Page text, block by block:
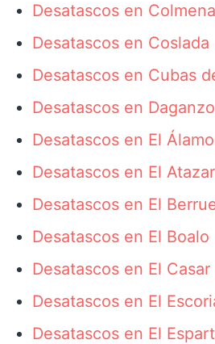
Desatascos en
Desatascos en Coslada
Desatascos en Cubas
Desatascos en
Desatascos en El Álamo
Desatascos en El Atazar
Desatascos en El
Desatascos en El Boalo
Desatascos en El Casar
Desatascos en El
Desatascos en El